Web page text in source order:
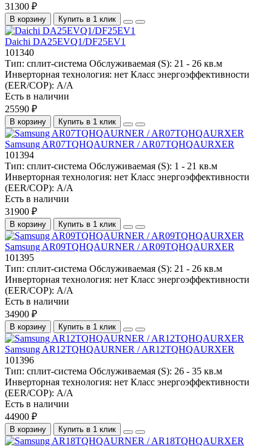
31300 ₽
В корзину Купить в 1 клик
Daichi DA25EVQ1/DF25EV1
101340
Тип: сплит-система Обслуживаемая (S): 21 - 26 кв.м
Инверторная технология: нет Класс энергоэффективности
(EER/COP): A/A
Есть в наличии
25590 ₽
В корзину Купить в 1 клик
Samsung AR07TQHQAURNER / AR07TQHQAURXER
101394
Тип: сплит-система Обслуживаемая (S): 1 - 21 кв.м
Инверторная технология: нет Класс энергоэффективности
(EER/COP): A/A
Есть в наличии
31900 ₽
В корзину Купить в 1 клик
Samsung AR09TQHQAURNER / AR09TQHQAURXER
101395
Тип: сплит-система Обслуживаемая (S): 21 - 26 кв.м
Инверторная технология: нет Класс энергоэффективности
(EER/COP): A/A
Есть в наличии
34900 ₽
В корзину Купить в 1 клик
Samsung AR12TQHQAURNER / AR12TQHQAURXER
101396
Тип: сплит-система Обслуживаемая (S): 26 - 35 кв.м
Инверторная технология: нет Класс энергоэффективности
(EER/COP): A/A
Есть в наличии
44900 ₽
В корзину Купить в 1 клик